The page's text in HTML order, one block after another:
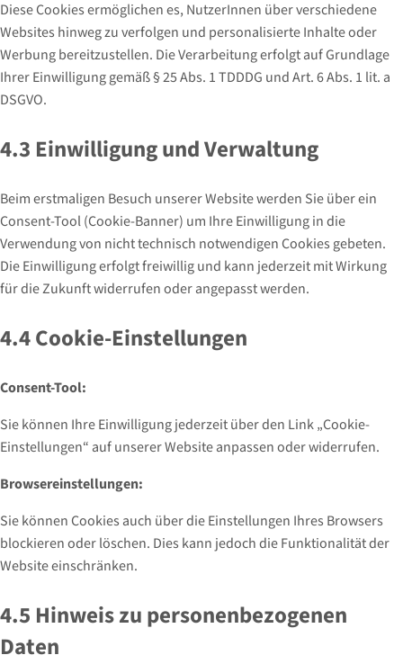
Diese Cookies ermöglichen es, NutzerInnen über verschiedene
Websites hinweg zu verfolgen und personalisierte Inhalte oder
Werbung bereitzustellen. Die Verarbeitung erfolgt auf Grundlage
Ihrer Einwilligung gemäß § 25 Abs. 1 TDDDG und Art. 6 Abs. 1 lit. a
DSGVO.
4.3 Einwilligung und Verwaltung
Beim erstmaligen Besuch unserer Website werden Sie über ein
Consent-Tool (Cookie-Banner) um Ihre Einwilligung in die
Verwendung von nicht technisch notwendigen Cookies gebeten.
Die Einwilligung erfolgt freiwillig und kann jederzeit mit Wirkung
für die Zukunft widerrufen oder angepasst werden.
4.4 Cookie-Einstellungen
Consent-Tool:
Sie können Ihre Einwilligung jederzeit über den Link „Cookie-
Einstellungen“ auf unserer Website anpassen oder widerrufen.
Browsereinstellungen:
Sie können Cookies auch über die Einstellungen Ihres Browsers
blockieren oder löschen. Dies kann jedoch die Funktionalität der
Website einschränken.
4.5 Hinweis zu personenbezogenen
Daten